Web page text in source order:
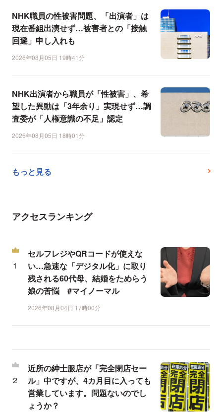
NHK職員の性被害問題、「出演者」は
現在番組出演せず…被害者との「接触
回避」申し入れも
2026年08月05日 19時41分
NHK出演者から職員が「性被害」、希
望した異動は「3年余り」実現せず…調
査委が「人権意識の不足」認定
2026年08月05日 18時01分
もっと見る
アクセスランキング
セルフレジやQRコードが使えな
い…急速な「デジタル化」に取り
残される60代母、結婚をためらう
娘の苦悩 #マイノーマル
2026年08月04日 17時00分
近所の紳士服店が「完全閉店セー
ル」中ですが、4カ月目に入っても
営業しています。問題ないのでし
ょうか？